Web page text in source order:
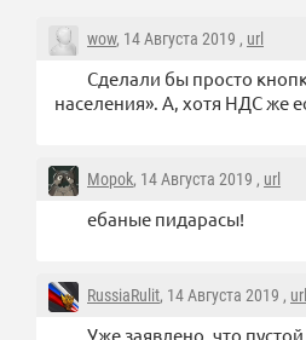
wow, 14 Августа 2019 , url
Сделали бы просто
населения». А, хотя НДС же
Mopok, 14 Августа 2019 , url
ебаные пидарасы!
RussiaRulit, 14 Августа 2019 , url
Уже заявлено, что